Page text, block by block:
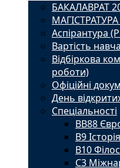
БАКАЛАВРАТ
МАГІСТРАТУРА
Аспірантура
Вартість
Відбіркова
роботи)
Офіційні
День
Спеціальності
BВ88
B9
B10
C3